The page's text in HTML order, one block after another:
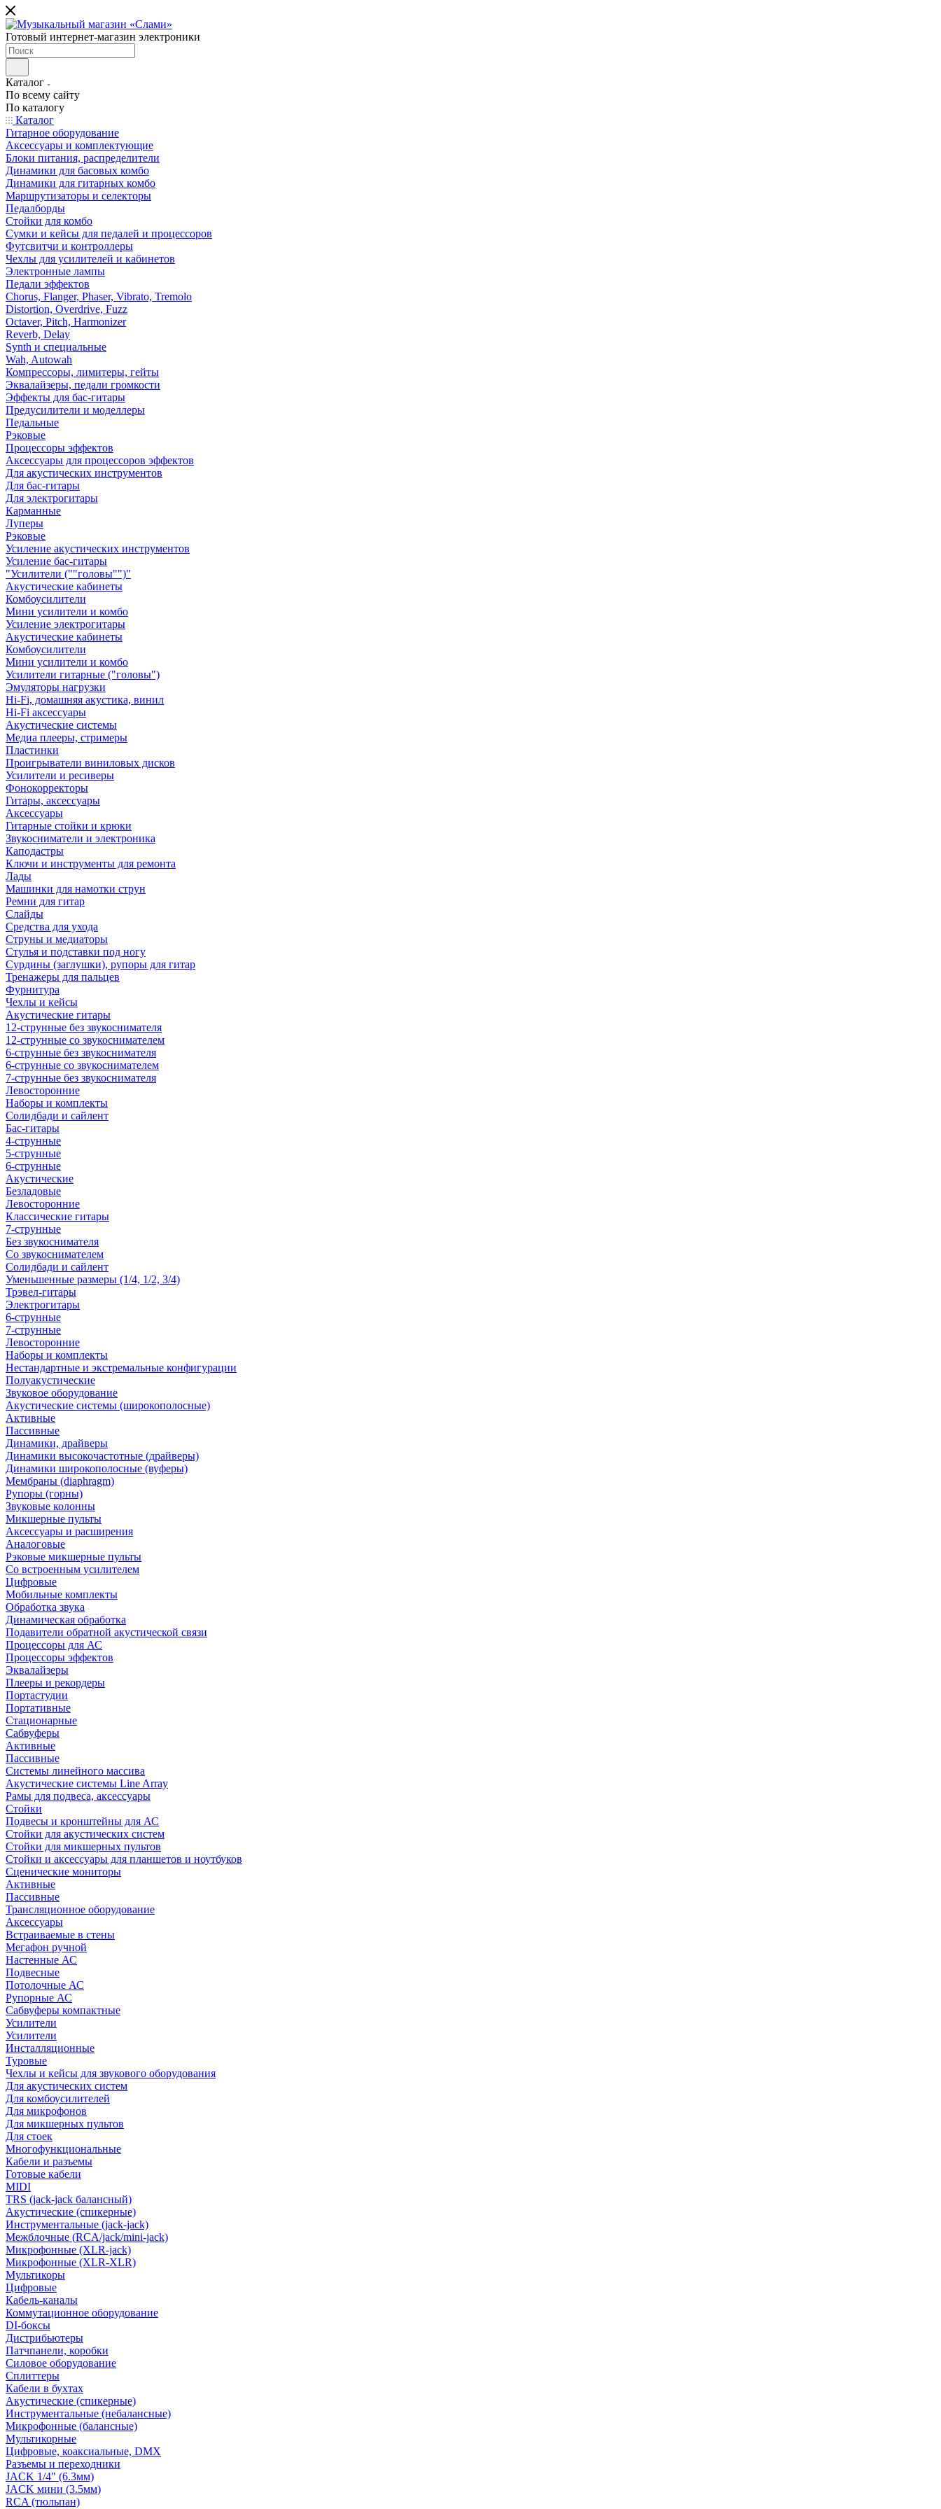
Готовый интернет-магазин электроники
Каталог
По всему сайту
По каталогу
Каталог
Гитарное оборудование
Аксессуары и комплектующие
Блоки питания, распределители
Динамики для басовых комбо
Динамики для гитарных комбо
Маршрутизаторы и селекторы
Педалборды
Стойки для комбо
Сумки и кейсы для педалей и процессоров
Футсвитчи и контроллеры
Чехлы для усилителей и кабинетов
Электронные лампы
Педали эффектов
Chorus, Flanger, Phaser, Vibrato, Tremolo
Distortion, Overdrive, Fuzz
Octaver, Pitch, Harmonizer
Reverb, Delay
Synth и специальные
Wah, Autowah
Компрессоры, лимитеры, гейты
Эквалайзеры, педали громкости
Эффекты для бас-гитары
Предусилители и моделлеры
Педальные
Рэковые
Процессоры эффектов
Аксессуары для процессоров эффектов
Для акустических инструментов
Для бас-гитары
Для электрогитары
Карманные
Луперы
Рэковые
Усиление акустических инструментов
Усиление бас-гитары
"Усилители (""головы"")"
Акустические кабинеты
Комбоусилители
Мини усилители и комбо
Усиление электрогитары
Акустические кабинеты
Комбоусилители
Мини усилители и комбо
Усилители гитарные ("головы")
Эмуляторы нагрузки
Hi-Fi, домашняя акустика, винил
Hi-Fi аксессуары
Акустические системы
Медиа плееры, стримеры
Пластинки
Проигрыватели виниловых дисков
Усилители и ресиверы
Фонокорректоры
Гитары, аксессуары
Аксессуары
Гитарные стойки и крюки
Звукосниматели и электроника
Каподастры
Ключи и инструменты для ремонта
Лады
Машинки для намотки струн
Ремни для гитар
Слайды
Средства для ухода
Струны и медиаторы
Стулья и подставки под ногу
Сурдины (заглушки), рупоры для гитар
Тренажеры для пальцев
Фурнитура
Чехлы и кейсы
Акустические гитары
12-струнные без звукоснимателя
12-струнные со звукоснимателем
6-струнные без звукоснимателя
6-струнные со звукоснимателем
7-струнные без звукоснимателя
Левосторонние
Наборы и комплекты
Солидбади и сайлент
Бас-гитары
4-струнные
5-струнные
6-струнные
Акустические
Безладовые
Левосторонние
Классические гитары
7-струнные
Без звукоснимателя
Со звукоснимателем
Солидбади и сайлент
Уменьшенные размеры (1/4, 1/2, 3/4)
Трэвел-гитары
Электрогитары
6-струнные
7-струнные
Левосторонние
Наборы и комплекты
Нестандартные и экстремальные конфигурации
Полуакустические
Звуковое оборудование
Акустические системы (широкополосные)
Активные
Пассивные
Динамики, драйверы
Динамики высокочастотные (драйверы)
Динамики широкополосные (вуферы)
Мембраны (diaphragm)
Рупоры (горны)
Звуковые колонны
Микшерные пульты
Аксессуары и расширения
Аналоговые
Рэковые микшерные пульты
Со встроенным усилителем
Цифровые
Мобильные комплекты
Обработка звука
Динамическая обработка
Подавители обратной акустической связи
Процессоры для АС
Процессоры эффектов
Эквалайзеры
Плееры и рекордеры
Портастудии
Портативные
Стационарные
Сабвуферы
Активные
Пассивные
Системы линейного массива
Акустические системы Line Array
Рамы для подвеса, аксессуары
Стойки
Подвесы и кронштейны для АС
Стойки для акустических систем
Стойки для микшерных пультов
Стойки и аксессуары для планшетов и ноутбуков
Сценические мониторы
Активные
Пассивные
Трансляционное оборудование
Аксессуары
Встраиваемые в стены
Мегафон ручной
Настенные АС
Подвесные
Потолочные АС
Рупорные АС
Сабвуферы компактные
Усилители
Усилители
Инсталляционные
Туровые
Чехлы и кейсы для звукового оборудования
Для акустических систем
Для комбоусилителей
Для микрофонов
Для микшерных пультов
Для стоек
Многофункциональные
Кабели и разъемы
Готовые кабели
MIDI
TRS (jack-jack балансный)
Акустические (спикерные)
Инструментальные (jack-jack)
Межблочные (RCA/jack/mini-jack)
Микрофонные (XLR-jack)
Микрофонные (XLR-XLR)
Мультикоры
Цифровые
Кабель-каналы
Коммутационное оборудование
DI-боксы
Дистрибьютеры
Патчпанели, коробки
Силовое оборудование
Сплиттеры
Кабели в бухтах
Акустические (спикерные)
Инструментальные (небалансные)
Микрофонные (балансные)
Мультикорные
Цифровые, коаксиальные, DMX
Разъемы и переходники
JACK 1/4" (6.3мм)
JACK мини (3.5мм)
RCA (тюльпан)